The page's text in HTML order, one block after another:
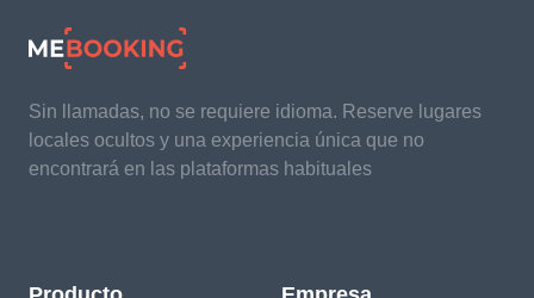
Sin llamadas, no se requiere idioma. Reserve lugares
locales ocultos y una experiencia única que no
encontrará en las plataformas habituales